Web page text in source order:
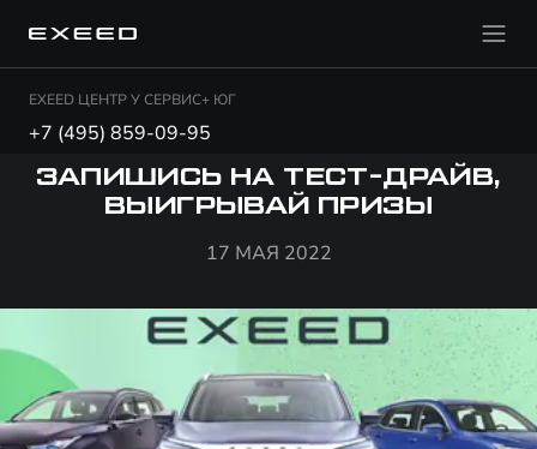
EXEED ЦЕНТР У СЕРВИС+ ЮГ
+7 (495) 859-09-95
ЗАПИШИСЬ НА ТЕСТ-ДРАЙВ,
ВЫИГРЫВАЙ ПРИЗЫ
17 МАЯ 2022